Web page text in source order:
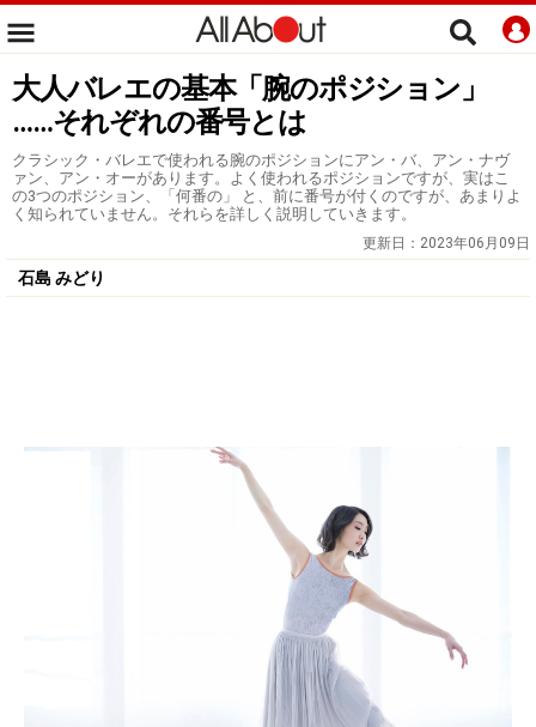
大人バレエの基本「腕のポジション」
……それぞれの番号とは
クラシック・バレエで使われる腕のポジションにアン・バ、アン・ナヴ
ァン、アン・オーがあります。よく使われるポジションですが、実はこ
の3つのポジション、「何番の」 と、前に番号が付くのですが、あまりよ
く知られていません。それらを詳しく説明していきます。
更新日： 2023年06月09日
石島 みどり